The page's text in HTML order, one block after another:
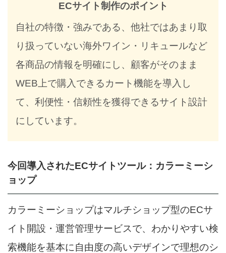
ECサイト制作のポイント
自社の特徴・強みである、他社ではあまり取
り扱っていない海外ワイン・リキュールなど
各商品の情報を明確にし、顧客がそのまま
WEB上で購入できるカート機能を導入し
て、利便性・信頼性を獲得できるサイト設計
にしています。
今回導入されたECサイトツール：カラーミーシ
ョップ
カラーミーショップはマルチショップ型のECサ
イト開設・運営管理サービスで、わかりやすい検
索機能を基本に自由度の高いデザインで理想のシ